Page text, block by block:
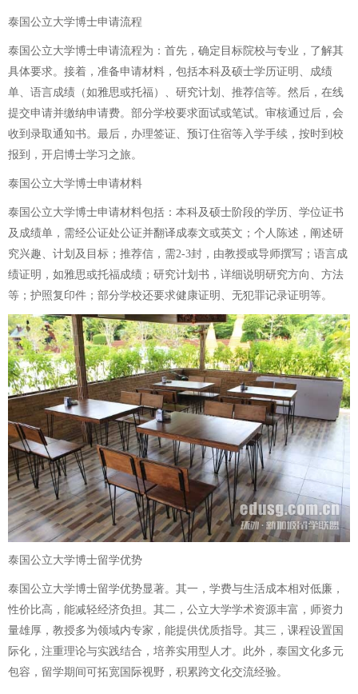
泰国公立大学博士申请流程
泰国公立大学博士申请流程为：首先，确定目标院校与专业，了解其
具体要求。接着，准备申请材料，包括本科及硕士学历证明、成绩
单、语言成绩（如雅思或托福）、研究计划、推荐信等。然后，在线
提交申请并缴纳申请费。部分学校要求面试或笔试。审核通过后，会
收到录取通知书。最后，办理签证、预订住宿等入学手续，按时到校
报到，开启博士学习之旅。
泰国公立大学博士申请材料
泰国公立大学博士申请材料包括：本科及硕士阶段的学历、学位证书
及成绩单，需经公证处公证并翻译成泰文或英文；个人陈述，阐述研
究兴趣、计划及目标；推荐信，需2-3封，由教授或导师撰写；语言成
绩证明，如雅思或托福成绩；研究计划书，详细说明研究方向、方法
等；护照复印件；部分学校还要求健康证明、无犯罪记录证明等。
泰国公立大学博士留学优势
泰国公立大学博士留学优势显著。其一，学费与生活成本相对低廉，
性价比高，能减轻经济负担。其二，公立大学学术资源丰富，师资力
量雄厚，教授多为领域内专家，能提供优质指导。其三，课程设置国
际化，注重理论与实践结合，培养实用型人才。此外，泰国文化多元
包容，留学期间可拓宽国际视野，积累跨文化交流经验。